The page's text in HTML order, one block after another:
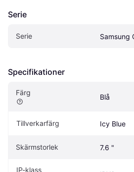
Serie
Serie Samsung
Specifikationer
Färg
Blå
Tillverkarfärg Icy Blue
Skärmstorlek 7.6 "
IP-klass